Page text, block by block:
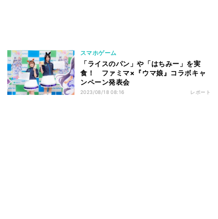
スマホゲーム
「ライスのパン」や「はちみー」を実
食！ ファミマ×『ウマ娘』コラボキャ
ンペーン発表会
2023/08/18 08:16 レポート